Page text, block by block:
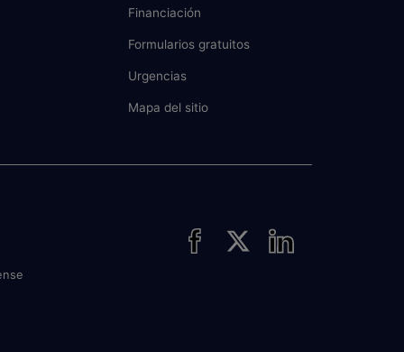
Financiación
Formularios gratuitos
Urgencias
Mapa del sitio